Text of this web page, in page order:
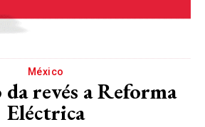
México
revés a Reforma
Eléctrica